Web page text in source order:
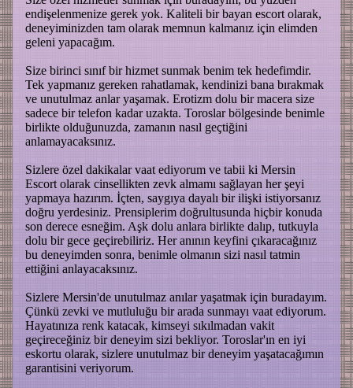
endişelenmenize gerek yok. Kaliteli bir bayan escort olarak,
deneyiminizden tam olarak memnun kalmanız için elimden
geleni yapacağım.
Size birinci sınıf bir hizmet sunmak benim tek hedefimdir.
Tek yapmanız gereken rahatlamak, kendinizi bana bırakmak
ve unutulmaz anlar yaşamak. Erotizm dolu bir macera size
sadece bir telefon kadar uzakta. Toroslar bölgesinde benimle
birlikte olduğunuzda, zamanın nasıl geçtiğini
anlamayacaksınız.
Sizlere özel dakikalar vaat ediyorum ve tabii ki Mersin
Escort olarak cinsellikten zevk almamı sağlayan her şeyi
yapmaya hazırım. İçten, saygıya dayalı bir ilişki istiyorsanız
doğru yerdesiniz. Prensiplerim doğrultusunda hiçbir konuda
son derece esneğim. Aşk dolu anlara birlikte dalıp, tutkuyla
dolu bir gece geçirebiliriz. Her anının keyfini çıkaracağınız
bu deneyimden sonra, benimle olmanın sizi nasıl tatmin
ettiğini anlayacaksınız.
Sizlere Mersin'de unutulmaz anılar yaşatmak için buradayım.
Çünkü zevki ve mutluluğu bir arada sunmayı vaat ediyorum.
Hayatınıza renk katacak, kimseyi sıkılmadan vakit
geçireceğiniz bir deneyim sizi bekliyor. Toroslar'ın en iyi
eskortu olarak, sizlere unutulmaz bir deneyim yaşatacağımın
garantisini veriyorum.